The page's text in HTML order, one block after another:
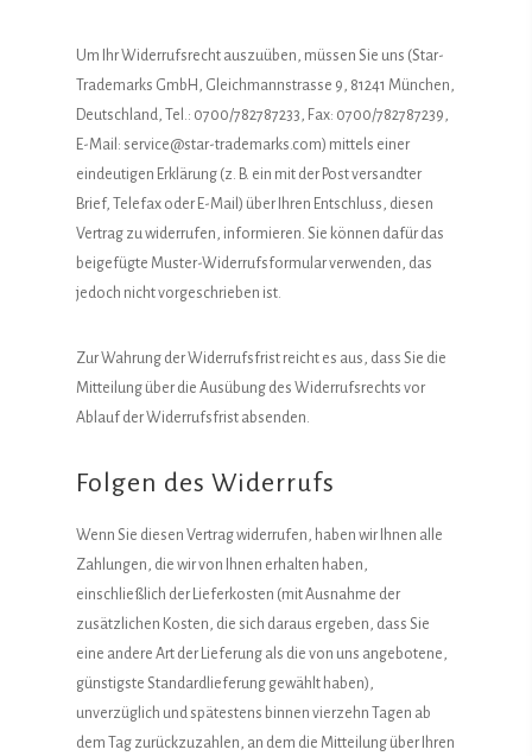
Um Ihr Widerrufsrecht auszuüben, müssen Sie uns (Star-
Trademarks GmbH, Gleichmannstrasse 9, 81241 München,
Deutschland, Tel.: 0700/782787233, Fax: 0700/782787239,
E-Mail: service@star-trademarks.com) mittels einer
eindeutigen Erklärung (z. B. ein mit der Post versandter
Brief, Telefax oder E-Mail) über Ihren Entschluss, diesen
Vertrag zu widerrufen, informieren. Sie können dafür das
beigefügte Muster-Widerrufsformular verwenden, das
jedoch nicht vorgeschrieben ist.
Zur Wahrung der Widerrufsfrist reicht es aus, dass Sie die
Mitteilung über die Ausübung des Widerrufsrechts vor
Ablauf der Widerrufsfrist absenden.
Folgen des Widerrufs
Wenn Sie diesen Vertrag widerrufen, haben wir Ihnen alle
Zahlungen, die wir von Ihnen erhalten haben,
einschließlich der Lieferkosten (mit Ausnahme der
zusätzlichen Kosten, die sich daraus ergeben, dass Sie
eine andere Art der Lieferung als die von uns angebotene,
günstigste Standardlieferung gewählt haben),
unverzüglich und spätestens binnen vierzehn Tagen ab
dem Tag zurückzuzahlen, an dem die Mitteilung über Ihren